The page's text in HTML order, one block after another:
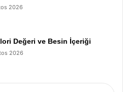
2026
Değeri ve Besin İçeriği
2026